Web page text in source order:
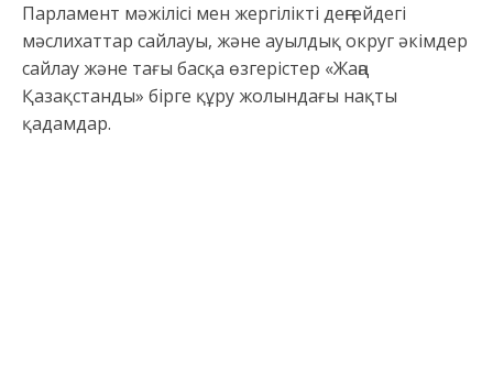
Парламент мәжілісі мен жергілікті деңгейдегі
мәслихаттар сайлауы, және ауылдық округ әкімдер
сайлау және тағы басқа өзгерістер «Жаңа
Қазақстанды» бірге құру жолындағы нақты
қадамдар.